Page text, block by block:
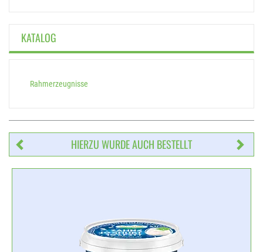
KATALOG
Rahmerzeugnisse
HIERZU WURDE AUCH BESTELLT